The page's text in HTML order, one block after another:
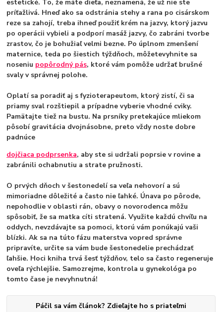
estetické. To, že máte dieťa, neznamená, že už nie ste
príťažlivá. Hneď ako sa odstránia stehy a rana po cisárskom
reze sa zahojí, treba ihneď použiť krém na jazvy, ktorý jazvu
po operácii vybieli a podporí masáž jazvy, čo zabráni tvorbe
zrastov, čo je bohužiaľ velmi bezne. Po úplnom zmenšení
maternice, teda po šiestich týždňoch, môžetevyhnite sa
noseniu popôrodný pás, ktoré vám pomôže udržať brušné
svaly v správnej polohe.
Oplatí sa poradiť aj s fyzioterapeutom, ktorý zistí, či sa
priamy sval rozštiepil a prípadne vyberie vhodné cviky.
Pamätajte tiež na bustu. Na prsníky pretekajúce mliekom
pôsobí gravitácia dvojnásobne, preto vždy noste dobre
padnúce
dojčiaca podprsenka, aby ste si udržali poprsie v rovine a
zabránili ochabnutiu a strate pružnosti.
O prvých dňoch v šestonedelí sa veľa nehovorí a sú
mimoriadne dôležité a často nie ľahké. Únava po pôrode,
nepohodlie v oblasti rán, obavy o novorodenca môžu
spôsobiť, že sa matka cíti stratená. Využite každú chvíľu na
oddych, nevzdávajte sa pomoci, ktorú vám ponúkajú vaši
blízki. Ak sa na túto fázu materstva vopred správne
pripravíte, určite sa vám bude šestonedelie prechádzať
ľahšie. Hoci kniha trvá šesť týždňov, telo sa často regeneruje
oveľa rýchlejšie. Samozrejme, kontrola u gynekológa po
tomto čase je nevyhnutná!
Páčil sa vám článok? Zdieľajte ho s priateľmi